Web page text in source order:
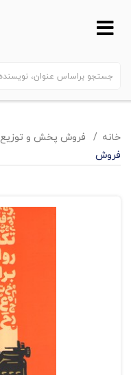
خانه فروش پخش و توزيع
فروش